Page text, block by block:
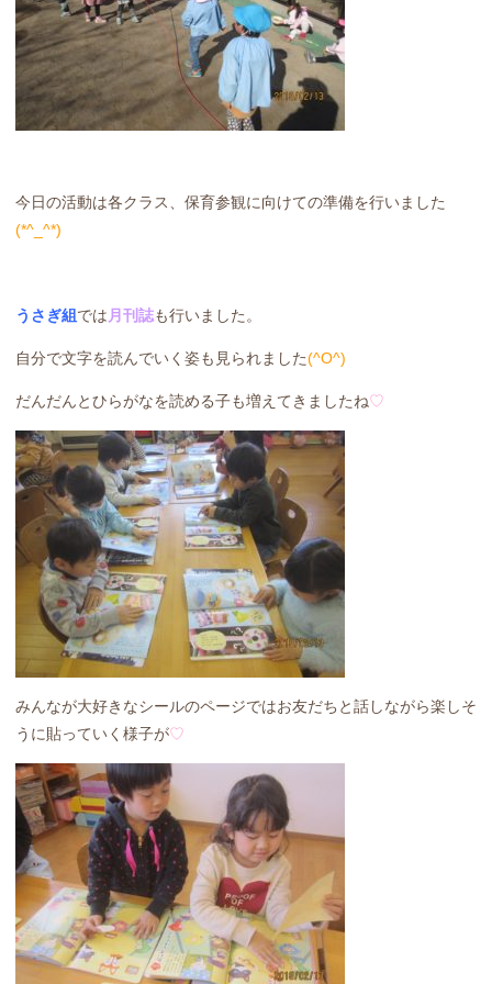
今日の活動は各クラス、保育参観に向けての準備を行いました
(*^_^*)
うさぎ組 では月刊誌も行いました。
自分で文字を読んでいく姿も見られました(^O^)
だんだんとひらがなを読める子も増えてきましたね♡
みんなが大好きなシールのページではお友だちと話しながら楽しそ
うに貼っていく様子が♡